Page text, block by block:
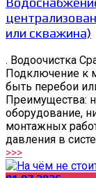
или скважина)
. Водоочистка
Подключение к
быть перебои
Преимущества:
оборудование,
монтажных
давления в
>>>